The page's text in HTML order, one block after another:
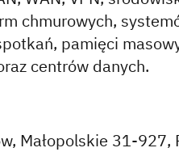
chmurowych,
pamięci
centrów danych.
Małopolskie 31-927,